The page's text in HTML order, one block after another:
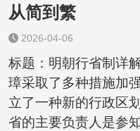
从简到繁
2026-04-06
标题：明朝行省制详
璋采取了多种措施加
立了一种新的行政区
省的主要负责人是参